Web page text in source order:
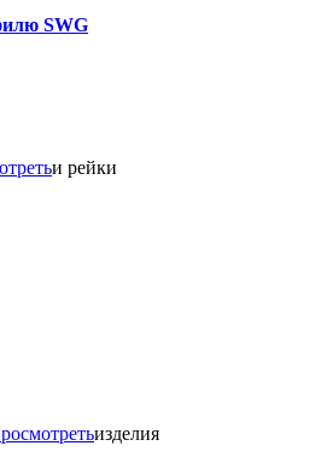
SWG
и рейки
изделия